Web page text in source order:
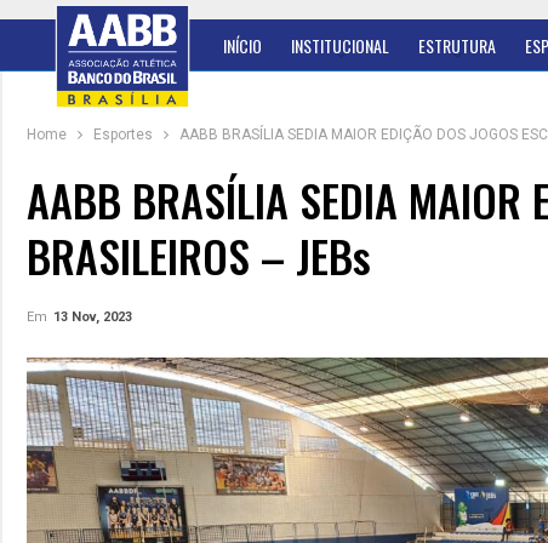
INÍCIO INSTITUCIONAL ESTRUTURA
Home Esportes AABB BRASÍLIA SEDIA MAIOR EDIÇÃO DOS JOGOS
AABB BRASÍLIA SEDIA MAIOR
BRASILEIROS – JEBs
Em 13 Nov, 2023